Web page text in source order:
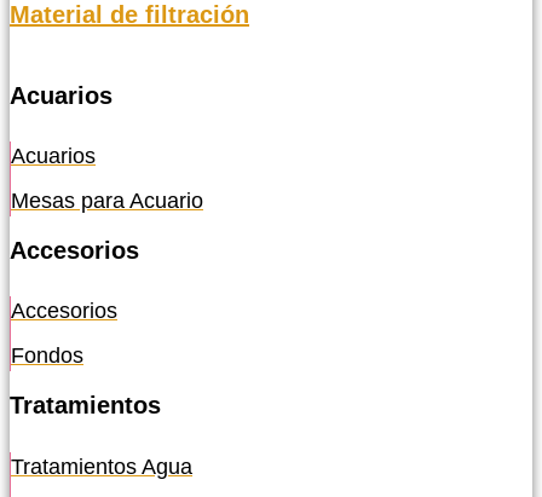
Material de filtración
Acuarios
Acuarios
Mesas para Acuario
Accesorios
Accesorios
Fondos
Tratamientos
Tratamientos Agua